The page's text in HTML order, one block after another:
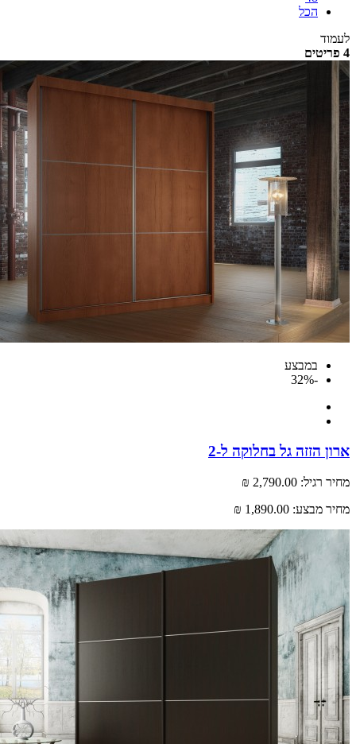
הכל
לעמוד
4 פריטים
במבצע
-32%
ארון הזזה גל בחלוקה ל-2
מחיר רגיל: 2,790.00 ₪
מחיר מבצע: 1,890.00 ₪